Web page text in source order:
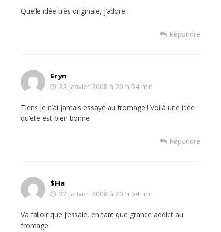
Quelle idée très originale, j’adore…
Répondre
Eryn
22 janvier 2008 à 20 h 54 min
Tiens je n’ai jamais essayé au fromage ! Voilà une idée
qu’elle est bien bonne
Répondre
$ha
22 janvier 2008 à 20 h 54 min
Va falloir que j’essaie, en tant que grande addict au
fromage